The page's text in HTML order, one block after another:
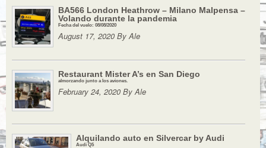
BA566 London Heathrow – Milano Malpensa –
Volando durante la pandemia
Fecha del vuelo: 08/08/2020
August 17, 2020 By Ale
Restaurant Mister A’s en San Diego
almorzando junto a los aviones.
February 24, 2020 By Ale
Alquilando auto en Silvercar by Audi
Audi Q5